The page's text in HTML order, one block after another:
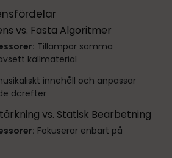
vs. Fasta Algoritmer
Tillämpar samma
källmaterial
innehåll och anpassar
därefter
vs. Statisk Bearbetning
Fokuserar enbart på